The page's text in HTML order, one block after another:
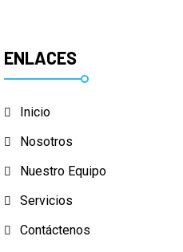
ENLACES
Inicio
Nosotros
Nuestro Equipo
Servicios
Contáctenos